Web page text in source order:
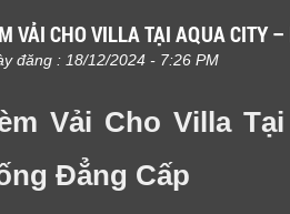
VẢI CHO VILLA TẠI AQUA CITY
đăng : 18/12/2024 - 7:26 PM
Vải Cho Villa
Đẳng Cấp